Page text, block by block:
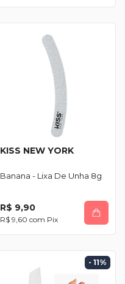
KISS NEW YORK
Banana - Lixa De Unha 8g
R$ 9,90
R$ 9,60 com Pix
- 11%